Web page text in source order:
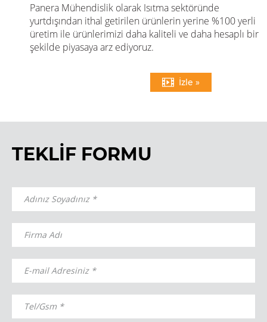
Panera Mühendislik olarak Isıtma sektöründe
yurtdışından ithal getirilen ürünlerin yerine %100 yerli
üretim ile ürünlerimizi daha kaliteli ve daha hesaplı bir
şekilde piyasaya arz ediyoruz.
İzle »
TEKLİF FORMU